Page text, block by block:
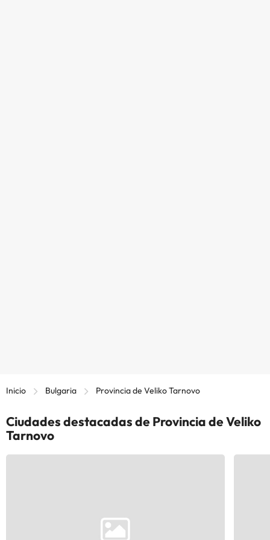
Inicio Bulgaria Provincia de Veliko Tarnovo
Ciudades destacadas de Provincia de Veliko
Tarnovo